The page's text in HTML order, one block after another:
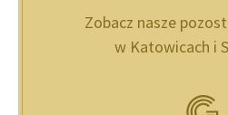
Zobacz nasze
w Katowicach i